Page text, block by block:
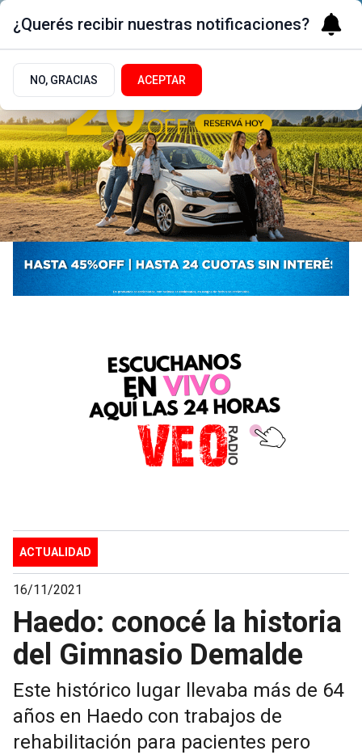
ACTUALIDAD
16/11/2021
Haedo: conocé la historia
del Gimnasio Demalde
Este histórico lugar llevaba más de 64
años en Haedo con trabajos de
rehabilitación para pacientes pero
¿Querés recibir nuestras notificaciones?
NO, GRACIAS ACEPTAR